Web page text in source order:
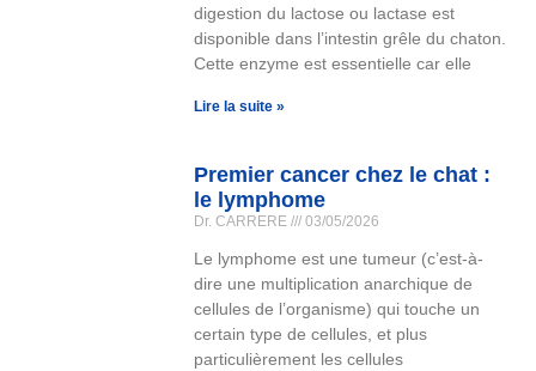
digestion du lactose ou lactase est
disponible dans l’intestin grêle du chaton.
Cette enzyme est essentielle car elle
Lire la suite »
Premier cancer chez le chat :
le lymphome
Dr. CARRERE 03/05/2026
Le lymphome est une tumeur (c’est-à-
dire une multiplication anarchique de
cellules de l’organisme) qui touche un
certain type de cellules, et plus
particulièrement les cellules